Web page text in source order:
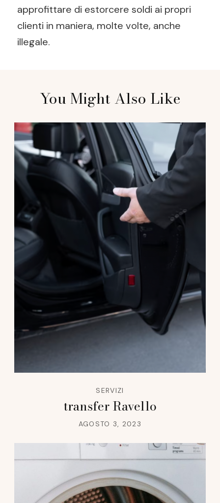
approfittare di estorcere soldi ai propri
clienti in maniera, molte volte, anche
illegale.
Navigation
You Might Also Like
SERVIZI
transfer Ravello
AGOSTO 3, 2023